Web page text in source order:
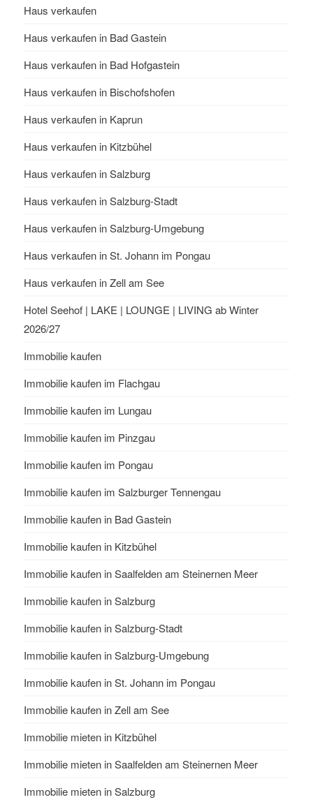
Haus verkaufen
Haus verkaufen in Bad Gastein
Haus verkaufen in Bad Hofgastein
Haus verkaufen in Bischofshofen
Haus verkaufen in Kaprun
Haus verkaufen in Kitzbühel
Haus verkaufen in Salzburg
Haus verkaufen in Salzburg-Stadt
Haus verkaufen in Salzburg-Umgebung
Haus verkaufen in St. Johann im Pongau
Haus verkaufen in Zell am See
Hotel Seehof | LAKE | LOUNGE | LIVING ab Winter
2026/27
Immobilie kaufen
Immobilie kaufen im Flachgau
Immobilie kaufen im Lungau
Immobilie kaufen im Pinzgau
Immobilie kaufen im Pongau
Immobilie kaufen im Salzburger Tennengau
Immobilie kaufen in Bad Gastein
Immobilie kaufen in Kitzbühel
Immobilie kaufen in Saalfelden am Steinernen Meer
Immobilie kaufen in Salzburg
Immobilie kaufen in Salzburg-Stadt
Immobilie kaufen in Salzburg-Umgebung
Immobilie kaufen in St. Johann im Pongau
Immobilie kaufen in Zell am See
Immobilie mieten in Kitzbühel
Immobilie mieten in Saalfelden am Steinernen Meer
Immobilie mieten in Salzburg